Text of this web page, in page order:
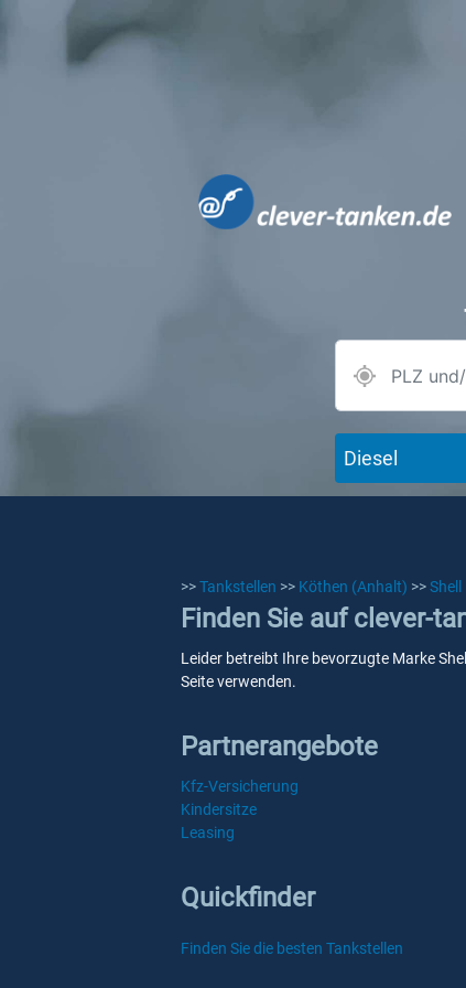
Diesel
>>Tankstellen >> Köthen (Anhalt) >>Shell
Finden Sie auf clever-
Leider betreibt Ihre bevorzugte Marke
Seite verwenden.
Partnerangebote
Kfz-Versicherung
Kindersitze
Leasing
Quickfinder
Finden Sie die besten Tankstellen